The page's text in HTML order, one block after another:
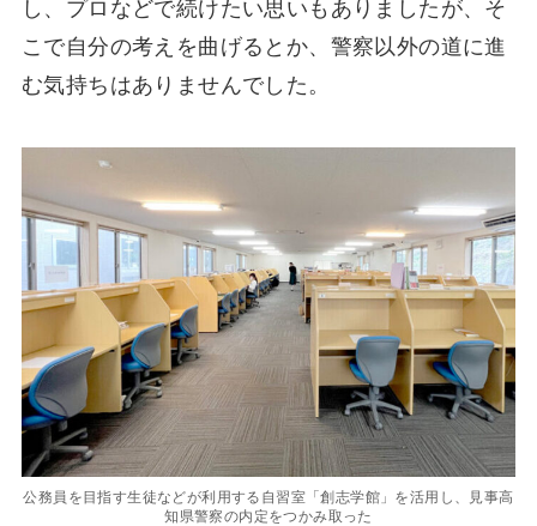
し、プロなどで続けたい思いもありましたが、そ
こで自分の考えを曲げるとか、警察以外の道に進
む気持ちはありませんでした。
公務員を目指す生徒などが利用する自習室「創志学館」を活用し、見事高
知県警察の内定をつかみ取った